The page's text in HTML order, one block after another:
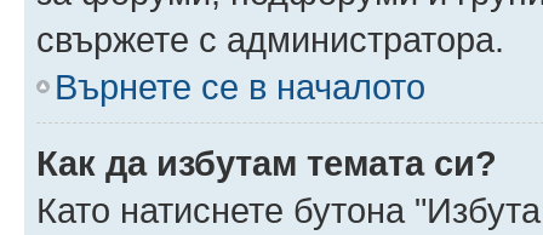
свържете с администратора.
Върнете се в началото
Как да избутам темата си?
Като натиснете бутона